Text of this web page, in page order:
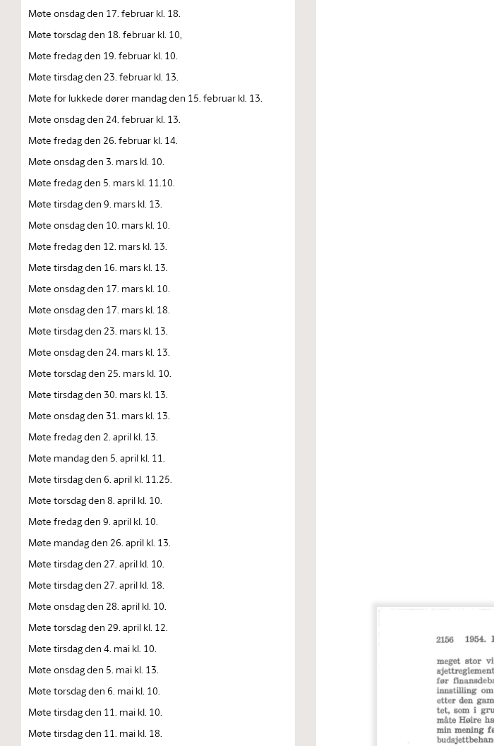
Møte onsdag den 17. februar kl. 18.
Møte torsdag den 18. februar kl. 10,
Møte fredag den 19. februar kl. 10.
Møte tirsdag den 23. februar kl. 13.
Møte for lukkede dører mandag den 15. februar kl. 13.
Møte onsdag den 24. februar kl. 13.
Møte fredag den 26. februar kl. 14.
Møte onsdag den 3. mars kl. 10.
Møte fredag den 5. mars kl. 11.10.
Møte tirsdag den 9. mars kl. 13.
Møte onsdag den 10. mars kl. 10.
Møte fredag den 12. mars kl. 13.
Møte tirsdag den 16. mars kl. 13.
Møte onsdag den 17. mars kl. 10.
Møte onsdag den 17. mars kl. 18.
Møte tirsdag den 23. mars kl. 13.
Møte onsdag den 24. mars kl. 13.
Møte torsdag den 25. mars kl. 10.
Møte tirsdag den 30. mars kl. 13.
Møte onsdag den 31. mars kl. 13.
Møte fredag den 2. april kl. 13.
Møte mandag den 5. april kl. 11.
Møte tirsdag den 6. april kl. 11.25.
Møte torsdag den 8. april kl. 10.
Møte fredag den 9. april kl. 10.
Møte mandag den 26. april kl. 13.
Møte tirsdag den 27. april kl. 10.
Møte tirsdag den 27. april kl. 18.
Møte onsdag den 28. april kl. 10.
Møte torsdag den 29. april kl. 12.
Møte tirsdag den 4. mai kl. 10.
Møte onsdag den 5. mai kl. 13.
Møte torsdag den 6. mai kl. 10.
Møte tirsdag den 11. mai kl. 10.
Møte tirsdag den 11. mai kl. 18.